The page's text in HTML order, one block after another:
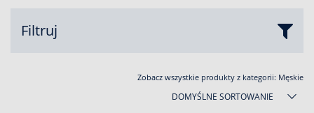
Filtruj
Zobacz wszystkie produkty z kategorii: Męskie
DOMYŚLNE SORTOWANIE